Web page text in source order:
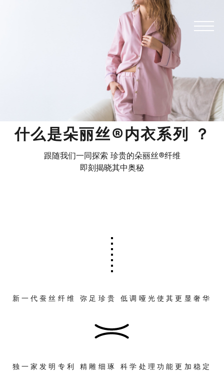
什么是朵丽丝®内衣系列 ？
跟随我们⼀同探索 珍贵的朵丽丝®纤维
即刻揭晓其中奥秘
新一代蚕丝纤维 弥足珍贵 低调哑光使其更显奢华
独一家发明专利 精雕细琢 科学处理功能更加稳定